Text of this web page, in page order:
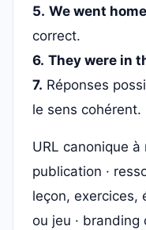
5. We went
correct.
6. They were in
7. Réponses
le sens cohérent.
URL canonique
publication ·
leçon, exercices,
ou jeu · branding